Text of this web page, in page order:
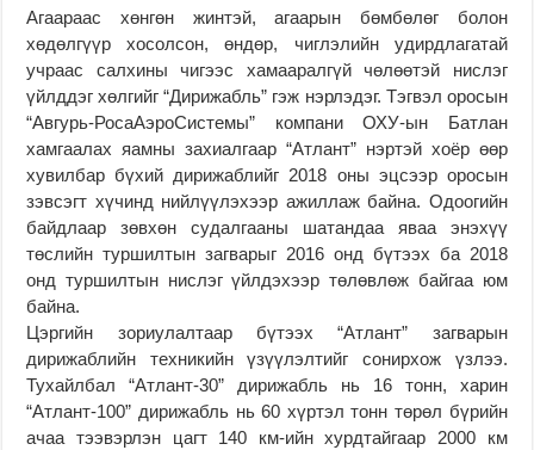
Агаараас хөнгөн жинтэй, агаарын бөмбөлөг болон
хөдөлгүүр хосолсон, өндөр, чиглэлийн удирдлагатай
учраас салхины чигээс хамааралгүй чөлөөтэй нислэг
үйлддэг хөлгийг “Дирижабль” гэж нэрлэдэг. Тэгвэл оросын
“Авгурь-РосаАэроСистемы” компани ОХУ-ын Батлан
хамгаалах яамны захиалгаар “Атлант” нэртэй хоёр өөр
хувилбар бүхий дирижаблийг 2018 оны эцсээр оросын
зэвсэгт хүчинд нийлүүлэхээр ажиллаж байна. Одоогийн
байдлаар зөвхөн судалгааны шатандаа яваа энэхүү
төслийн туршилтын загварыг 2016 онд бүтээх ба 2018
онд туршилтын нислэг үйлдэхээр төлөвлөж байгаа юм
байна.
Цэргийн зориулалтаар бүтээх “Атлант” загварын
дирижаблийн техникийн үзүүлэлтийг сонирхож үзлээ.
Тухайлбал “Атлант-30” дирижабль нь 16 тонн, харин
“Атлант-100” дирижабль нь 60 хүртэл тонн төрөл бүрийн
ачаа тээвэрлэн цагт 140 км-ийн хурдтайгаар 2000 км